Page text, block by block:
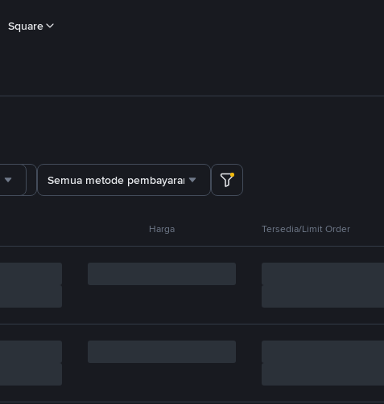
Square
Semua metode pembayaran
Harga Tersedia/Limit Order